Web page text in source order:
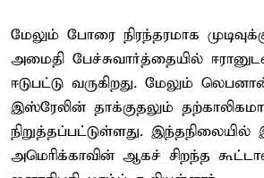
மேலும் போரை நிரந்தரமாக
அமைதி பேச்சுவார்த்தையில்
ஈடுபட்டு வருகிறது. மேலும்
இஸ்ரேலின் தாக்குதலும்
நிறுத்தப்பட்டுள்ளது.
அமெரிக்காவின் ஆகச் சிறந்த